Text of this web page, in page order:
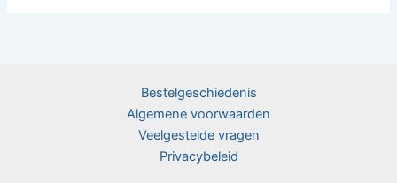
Bestelgeschiedenis
Algemene voorwaarden
Veelgestelde vragen
Privacybeleid